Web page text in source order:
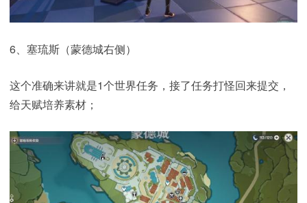
6、塞琉斯（蒙德城右侧）
这个准确来讲就是1个世界任务，接了任务打怪回来提交，
给天赋培养素材；